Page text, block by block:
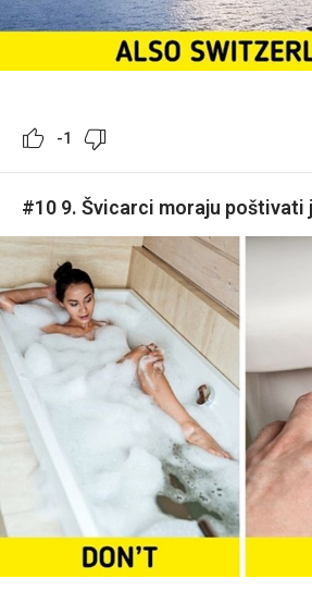
-1
#10 9. Švicarci moraju poštivati